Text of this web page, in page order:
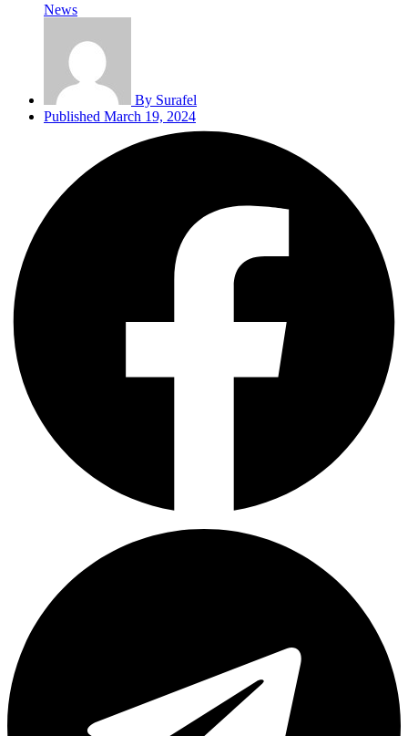
News
By Surafel
Published March 19, 2024